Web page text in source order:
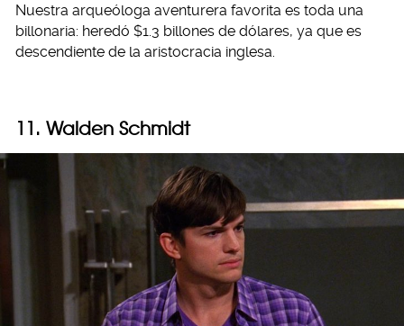
Nuestra arqueóloga aventurera favorita es toda una
billonaria: heredó $1.3 billones de dólares, ya que es
descendiente de la aristocracia inglesa.
11. Walden Schmidt